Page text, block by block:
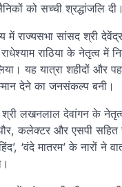
को सच्ची श्रद्धांजलि दी।
में राज्यसभा सांसद श्री
राठिया के नेतृत्व में
यह यात्रा शहीदों और
देने का जनसंकल्प बनी।
श्री लखनलाल देवांगन के
कलेक्टर और एसपी सहित
‘वंदे मातरम’ के नारों ने